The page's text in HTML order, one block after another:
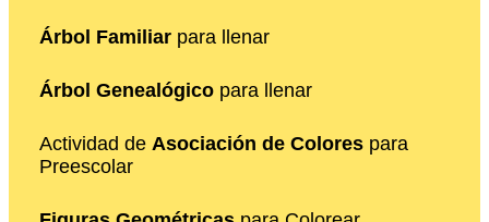
Árbol Familiar para llenar
Árbol Genealógico para llenar
Actividad de Asociación de Colores para
Preescolar